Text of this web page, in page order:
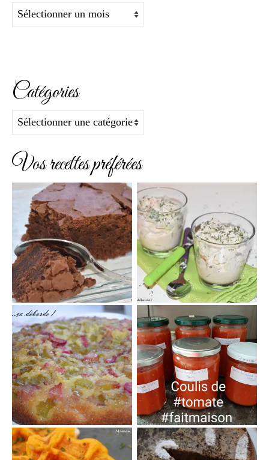
Archives
Catégories
Catégories
Vos recettes préférées